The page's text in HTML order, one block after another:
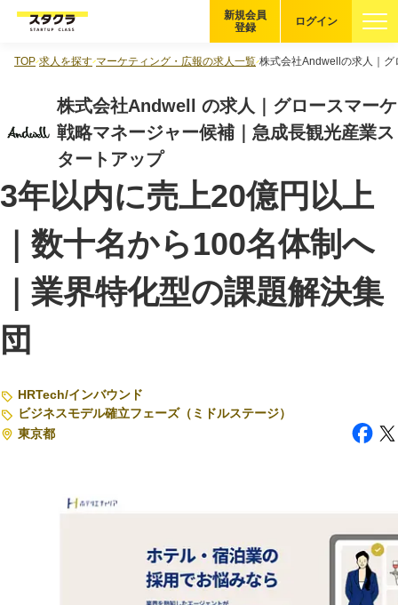
企業を探す
適性診断
スタクラが選ばれる理由
スタートアップ厳選の仕組み
紹介する企業について
Startup Magazine
注目スタートアップ
特集記事
ログイン
新規会員
登録
TOP 求人を探す マーケティング・広報の求人一覧 株式会社Andwellの求人｜
株式会社Andwell の求人｜グロースマーケ
戦略マネージャー候補｜急成長観光産業ス
タートアップ
3年以内に売上20億円以上
｜数十名から100名体制へ
｜業界特化型の課題解決集
団
HRTech/インバウンド
ビジネスモデル確立フェーズ（ミドルステージ）
東京都